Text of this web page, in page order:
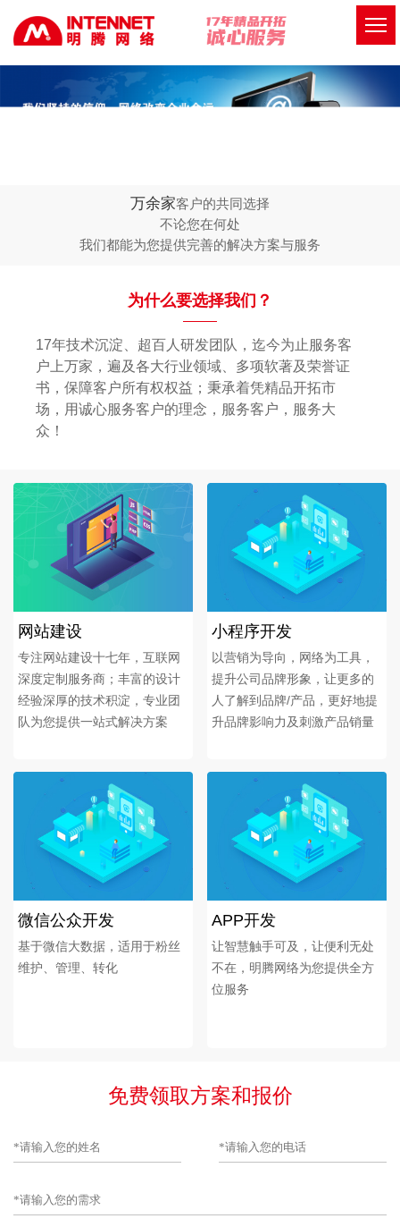
万余家客户的共同选择
不论您在何处
我们都能为您提供完善的解决方案与服务
为什么要选择我们？
17年技术沉淀、超百人研发团队，迄今为止服务客
户上万家，遍及各大行业领域、多项软著及荣誉证
书，保障客户所有权权益；秉承着凭精品开拓市
场，用诚心服务客户的理念，服务客户，服务大
众！
网站建设
专注网站建设十七年，互联网
深度定制服务商；丰富的设计
经验深厚的技术积淀，专业团
队为您提供一站式解决方案
小程序开发
以营销为导向，网络为工具，
提升公司品牌形象，让更多的
人了解到品牌/产品，更好地提
升品牌影响力及刺激产品销量
微信公众开发
基于微信大数据，适用于粉丝
维护、管理、转化
APP开发
让智慧触手可及，让便利无处
不在，明腾网络为您提供全方
位服务
免费领取方案和报价